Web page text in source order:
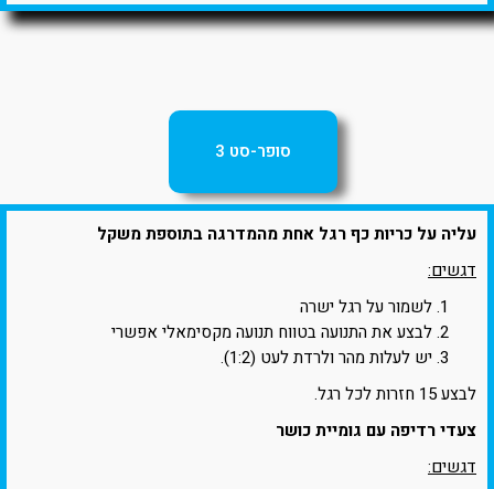
סופר-סט 3
עליה על כריות כף רגל אחת מהמדרגה בתוספת משקל
דגשים:
לשמור על רגל ישרה
לבצע את התנועה בטווח תנועה מקסימאלי אפשרי
יש לעלות מהר ולרדת לעט (1:2).
לבצע 15 חזרות לכל רגל.
צעדי רדיפה עם גומיית כושר
דגשים: